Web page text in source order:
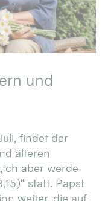
und
findet der
älteren
aber werde
statt. Papst